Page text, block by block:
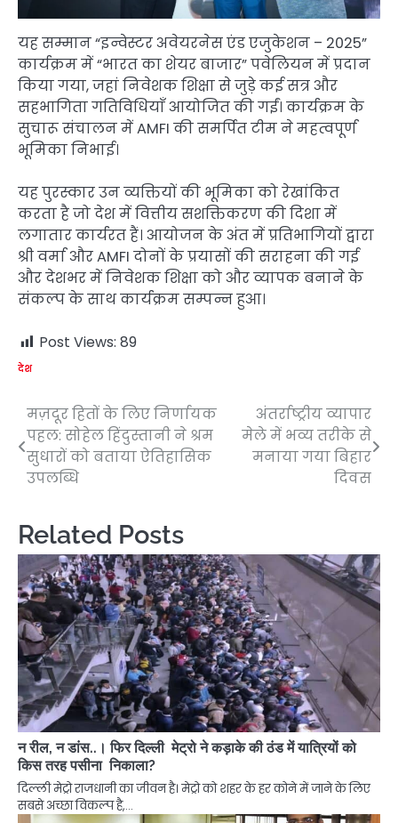
यह सम्मान “इन्वेस्टर अवेयरनेस एंड एजुकेशन – 2025”
कार्यक्रम में “भारत का शेयर बाजार” पवेलियन में प्रदान
किया गया, जहां निवेशक शिक्षा से जुड़े कई सत्र और
सहभागिता गतिविधियाँ आयोजित की गईं। कार्यक्रम के
सुचारू संचालन में AMFI की समर्पित टीम ने महत्वपूर्ण
भूमिका निभाई।
यह पुरस्कार उन व्यक्तियों की भूमिका को रेखांकित
करता है जो देश में वित्तीय सशक्तिकरण की दिशा में
लगातार कार्यरत हैं। आयोजन के अंत में प्रतिभागियों द्वारा
श्री वर्मा और AMFI दोनों के प्रयासों की सराहना की गई
और देशभर में निवेशक शिक्षा को और व्यापक बनाने के
संकल्प के साथ कार्यक्रम सम्पन्न हुआ।
Post Views: 89
देश
Post
navigation
मज़दूर हितों के लिए निर्णायक
पहल: सोहेल हिंदुस्तानी ने श्रम
सुधारों को बताया ऐतिहासिक
उपलब्धि
अंतर्राष्ट्रीय व्यापार
मेले में भव्य तरीके से
मनाया गया बिहार
दिवस
Related Posts
न रील, न डांस..। फिर दिल्ली मेट्रो ने कड़ाके की ठंड में यात्रियों को
किस तरह पसीना निकाला?
दिल्ली मेट्रो राजधानी का जीवन है। मेट्रो को शहर के हर कोने में जाने के लिए
सबसे अच्छा विकल्प है,…